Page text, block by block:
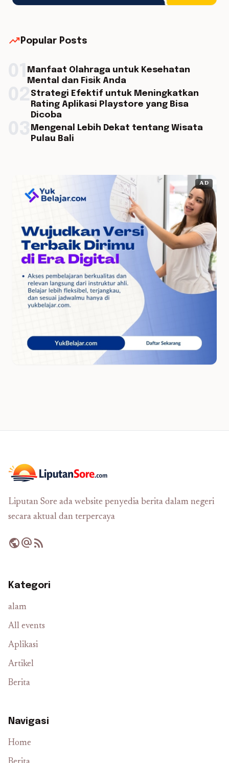
trending_up Popular Posts
Manfaat Olahraga untuk Kesehatan
Mental dan Fisik Anda
Strategi Efektif untuk Meningkatkan
Rating Aplikasi Playstore yang Bisa
Dicoba
Mengenal Lebih Dekat tentang Wisata
Pulau Bali
AD
Liputan Sore ada website penyedia berita dalam negeri
secara aktual dan terpercaya
publicalternate_emailrss_feed
Kategori
alam
All events
Aplikasi
Artikel
Berita
Navigasi
Home